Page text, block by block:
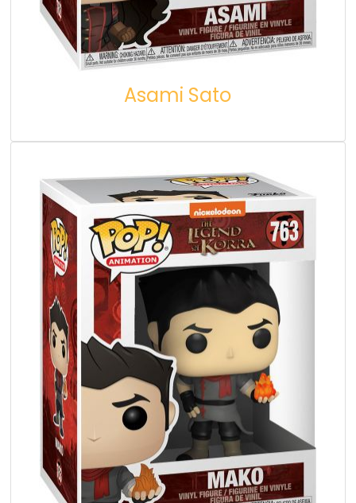
Asami Sato